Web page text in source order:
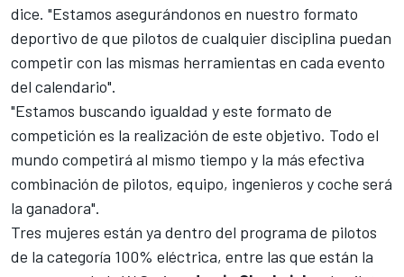
dice. "Estamos asegurándonos en nuestro formato
deportivo de que pilotos de cualquier disciplina puedan
competir con las mismas herramientas en cada evento
del calendario".
"Estamos buscando igualdad y este formato de
competición es la realización de este objetivo. Todo el
mundo competirá al mismo tiempo y la más efectiva
combinación de pilotos, equipo, ingenieros y coche será
la ganadora".
Tres mujeres están ya dentro del programa de pilotos
de la categoría 100% eléctrica, entre las que están la